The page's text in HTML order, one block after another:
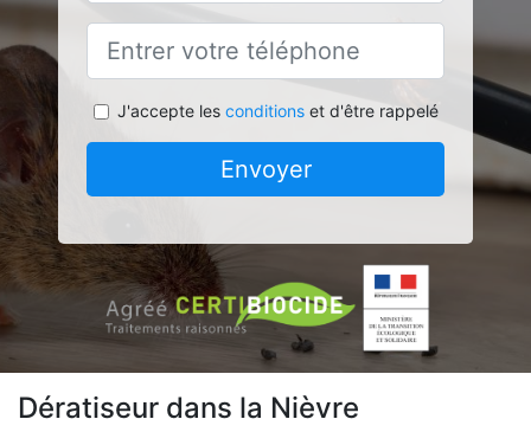
J'accepte les conditionset d'être rappelé
Envoyer
Dératiseur dans la Nièvre